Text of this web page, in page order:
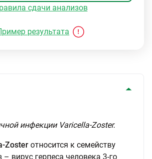
сдачи анализов
результата
инфекции Varicella-Zoster.
Zoster относится к семейству
– вирус герпеса человека 3-го